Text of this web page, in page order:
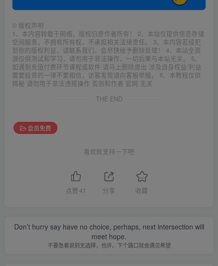
© 版权声明
1、本内容转载于网络，版权归原作者所有！ 2、本站仅提供信息存储
空间服务，不拥有所有权，不承担相关法律责任。 3、本内容若侵犯
到你的版权利益，请联系我们，会尽快给予删除处理！ 4、本站全资
源仅供测试和学习，请勿用于非法操作，一切后果与本站无关。 5、
如遇到充值付费环节课程或软件 请马上删除退出 涉及自身权益/利益
需要投资的一律不要相信，访客发现请向客服举报。 6、本教程仅供
揭秘 请勿用于非法违规操作 否则和作者 官网 无关
THE END
会员免费
喜欢就支持一下吧
点赞41 分享 收藏
Don’t hurry say have no choice, perhaps, next intersection will
meet hope.
不要急着说别无选择，也许、下个路口就会遇见希望